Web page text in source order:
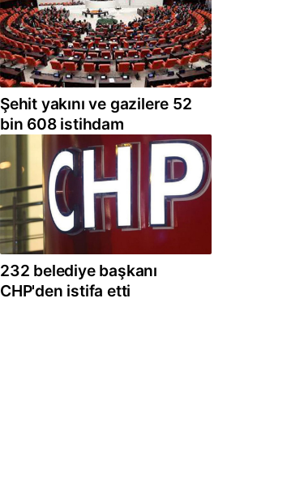
Şehit yakını ve gazilere 52
bin 608 istihdam
232 belediye başkanı
CHP'den istifa etti